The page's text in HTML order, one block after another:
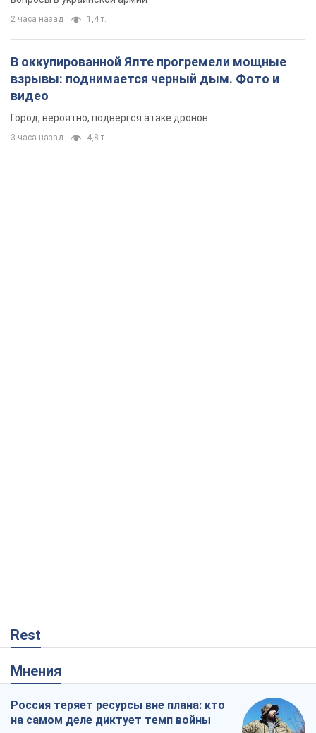
2 часа назад 1,4 т.
В оккупированной Ялте прогремели мощные
взрывы: поднимается черный дым. Фото и
видео
Город, вероятно, подвергся атаке дронов
3 часа назад 4,8 т.
Rest
Мнения
Россия теряет ресурсы вне плана: кто
на самом деле диктует темп войны